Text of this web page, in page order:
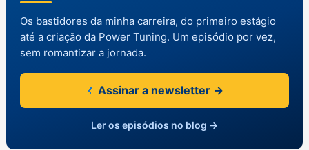
Os bastidores da minha carreira, do primeiro estágio
até a criação da Power Tuning. Um episódio por vez,
sem romantizar a jornada.
Assinar a newsletter →
Ler os episódios no blog →